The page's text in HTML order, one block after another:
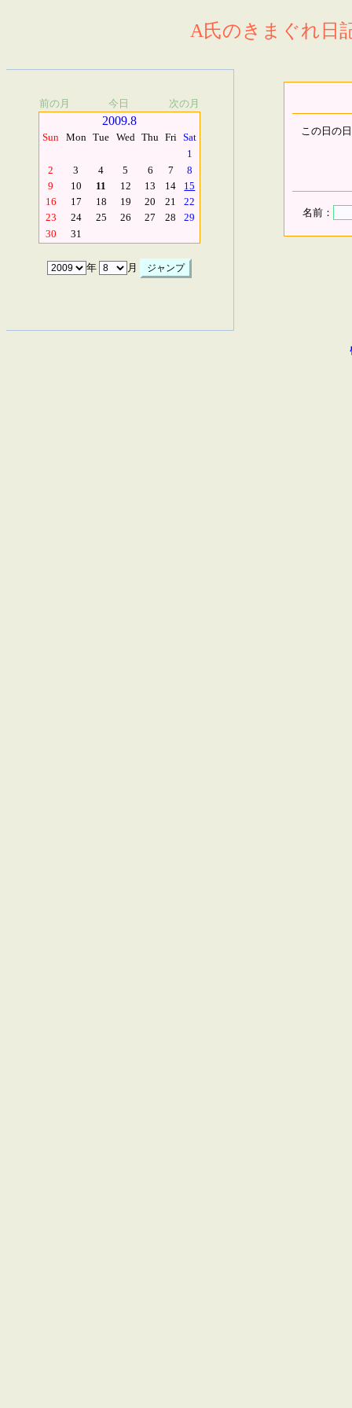
A氏のきまぐれ日
前の月 今日 次の月
2009.8
Sun Mon Tue Wed Thu Fri Sat
1
2
3 4 5 6 7
8
9
10 11 12 13 14
15
16
17 18 19 20 21
22
23
24 25 26 27 28
29
30
31
年 月
この日の
名前：